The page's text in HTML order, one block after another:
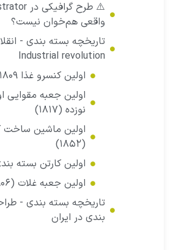
واقعی هم‌خوان نیست؟
تاریخچه بسته بندی -
Industrial revolution
اولین کنسرو غذا ۱۸۰۹
اولین جعبه مقوایى
نوزده (۱۸۱۷)
اولین ماشین ساخت
(۱۸۵۲)
اولین کارتن بسته بندی
اولین جعبه غلات (۱۹۰۶)
تاریخچه بسته بندی -
بندی در ایران